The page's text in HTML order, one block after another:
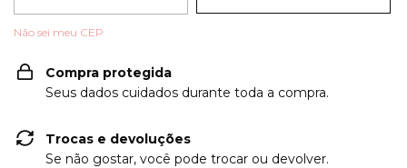
Não sei meu CEP
Compra protegida
Seus dados cuidados durante toda a compra.
Trocas e devoluções
Se não gostar, você pode trocar ou devolver.